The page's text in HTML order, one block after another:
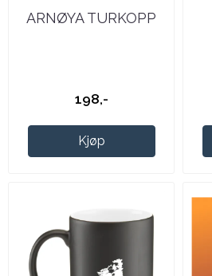
ARNØYA TURKOPP
198,-
Kjøp